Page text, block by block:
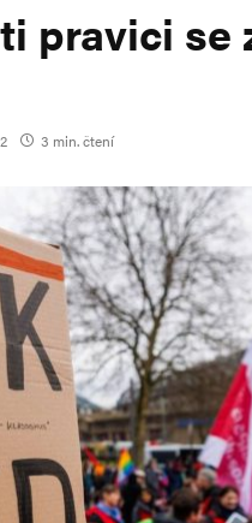
pravici
2 3 min. čtení